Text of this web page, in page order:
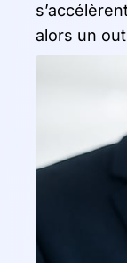
alors un